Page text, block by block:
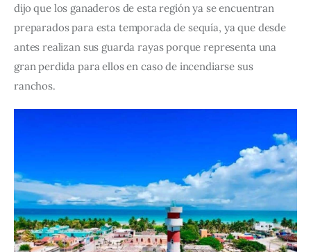
dijo que los ganaderos de esta región ya se encuentran
preparados para esta temporada de sequía, ya que desde
antes realizan sus guarda rayas porque representa una
gran perdida para ellos en caso de incendiarse sus
ranchos.